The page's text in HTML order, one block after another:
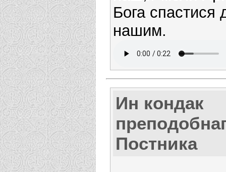
Бога спастися
нашим.
Ин кондак
Постника